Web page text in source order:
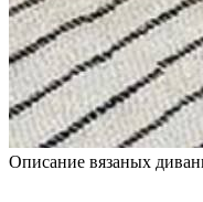
Описание вязаных